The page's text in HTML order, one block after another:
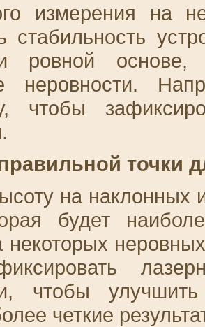
измерения на
стабильность
ровной основе,
неровности.
чтобы
точки
на наклонных
будет
некоторых
чтобы
четкие